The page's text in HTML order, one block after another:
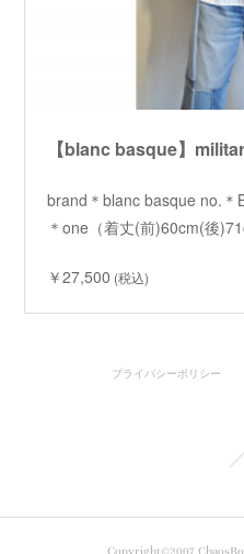
brand＊blanc basque no.
＊one（着丈(前)60cm(後
￥27,500 (税込)
プライバシーポリシー